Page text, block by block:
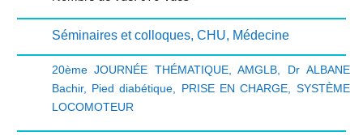
Séminaires et colloques, CHU, Médecine
20ème JOURNÉE THÉMATIQUE,AMGLB
Dr ALBANE
Bachir, Pied diabétique PRISE EN CHARGE
SYSTÈME
LOCOMOTEUR